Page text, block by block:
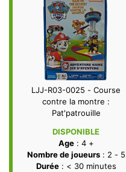
LJJ-R03-0025 - Course
contre la montre :
Pat'patrouille
DISPONIBLE
Age: 4 +
Nombre de joueurs: 2 - 5
Durée: < 30 minutes